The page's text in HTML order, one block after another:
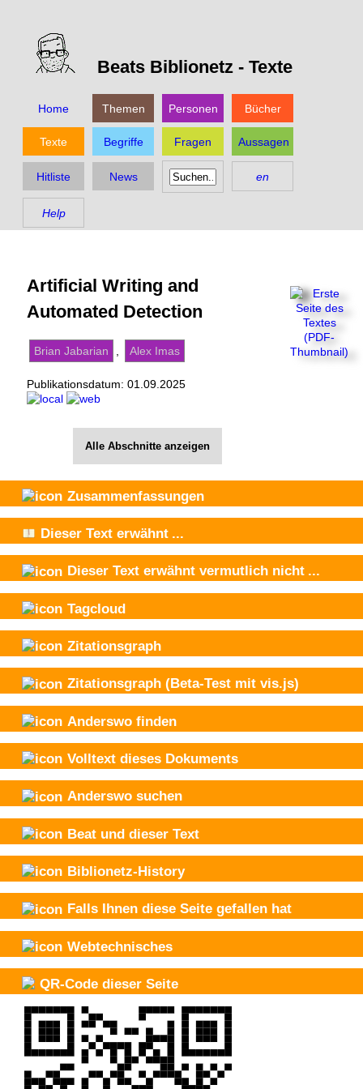
Beats Biblionetz - Texte
Home Themen Personen Bücher
Texte Begriffe Fragen Aussagen
Hitliste News en
Help
Artificial Writing and
Automated Detection
Brian Jabarian Alex Imas
Publikationsdatum: 01.09.2025
Alle Abschnitte anzeigen
Zusammenfassungen
Dieser Text erwähnt ...
Dieser Text erwähnt vermutlich nicht ...
Tagcloud
Zitationsgraph
Zitationsgraph (Beta-Test mit vis.js)
Anderswo finden
Volltext dieses Dokuments
Anderswo suchen
Beat und dieser Text
Biblionetz-History
Falls Ihnen diese Seite gefallen hat
Webtechnisches
QR-Code dieser Seite